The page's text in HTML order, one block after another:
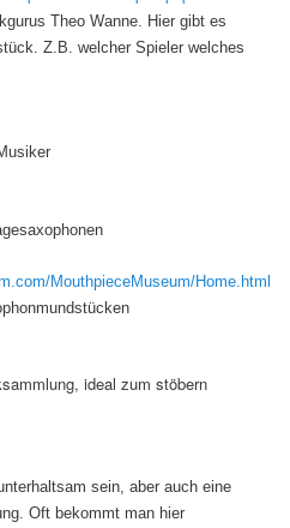
Theo Wanne. Hier gibt es
Z.B. welcher Spieler welches
MouthpieceMuseum/Home.html
ideal zum stöbern
sein, aber auch eine
Oft bekommt man hier